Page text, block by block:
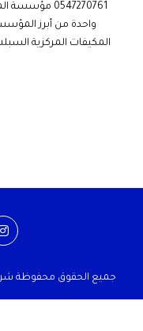
0547270761
واحدة من أبرز
المكيفات المركزية
جميع الحقوق محفوظة